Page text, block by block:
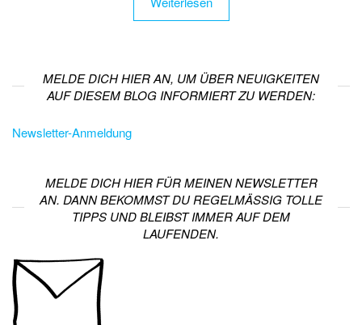
MELDE DICH HIER AN, UM ÜBER NEUIGKEITEN
AUF DIESEM BLOG INFORMIERT ZU WERDEN:
Newsletter-Anmeldung
MELDE DICH HIER FÜR MEINEN NEWSLETTER
AN. DANN BEKOMMST DU REGELMÄSSIG TOLLE T
IPPS UND BLEIBST IMMER AUF DEM L
AUFENDEN.